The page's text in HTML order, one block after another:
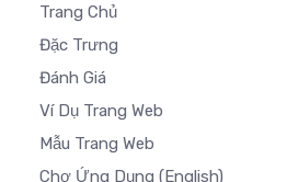
Trang Chủ
Đặc Trưng
Đánh Giá
Ví Dụ Trang Web
Mẫu Trang Web
Chợ Ứng Dụng (English)